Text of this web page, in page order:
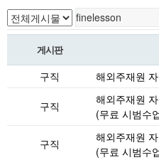
게시판
구직 해외주재원
구직
해외주재원
(무료 시범수
구직
해외주재원
(무료 시범수